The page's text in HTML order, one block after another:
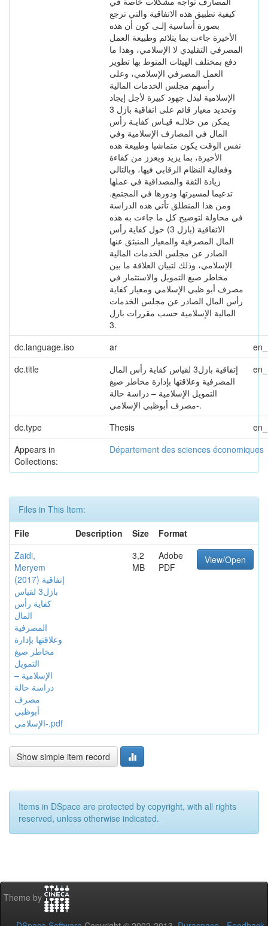
كيفية تطبيق هذه الاتفاقية والتي ترجع
بصورة أساسية إلـى كون أن هذه
الأخيرة جاءت بما يتلائم وطبيعة العمل
المصرفي التقليدي لا الإسلامي، وهذا ما
دفع بمختلف الهيئات المنوط بها تطوير
العمل المصرفي الإسلامي، وعلى
رأسهم مجلس الخدمات المالية
الإسلامية لبذل جهود كبيرة لأجل إيجاد
وتحديد معيار قائم على اتفاقية بازل 3
يمكن من خلالـه قيـاس كفايـة رأس
المال في المصارف الإسلامية وفي
نفس الوقت يكون متماشيا وطبيعة هذه
الأخيرة، بما يزيد ويعزز من كفاءة
وفعالية النظام الرقابي فيها، وبالتالي
زيادة الثقة والمصداقية في عملها
تدعيما لمسيرتها ودورها في المجتمع.
ومن هذا المنطلق تأتي هذه الدراسة
في محاولة لتوضيح كل ما جاءت به هذه
الاتفاقية (بازل 3) حول كفاية رأس
المال المصرفية والمعيار المنبثق عنها
الصادر عن مجلس الخدمات المالية
الإسلامي، وذلك لتبيان العلاقة ما بين
مخاطر صيغ التمويل والاستثمار في
مصرف أبو ظبي الإسلامي ومعيار كفاية
رأس المال الصادر عن مجلس الخدمات
المالية الإسلامية حسب مقررات بازل
3.
dc.language.iso ar
dc.title
إتفاقية بازل3 لقياس كفاية رأس المال
المصرفية وعلاقتها بإدارة مخاطر صيغ
التمويل الإسلامية – دراسة حالة
مصرف أبوظبي الإسلامي-.
dc.type Thesis
Appears in
Collections:
Département des sciences économiques
Files in This Item:
File
Description Size
Format
Zaidi,
Meryem
(2017) إتفاقية
بازل3 لقياس
كفاية رأس
المال
المصرفية
وعلاقتها بإدارة
مخاطر صيغ
التمويل
الإسلامية –
دراسة حالة
مصرف
أبوظبي
الإسلامي-.pdf
3,2
MB
Adobe
PDF
View/Open
Show simple item record
Items in DSpace are protected by copyright, with all rights
reserved, unless otherwise indicated.
Theme by